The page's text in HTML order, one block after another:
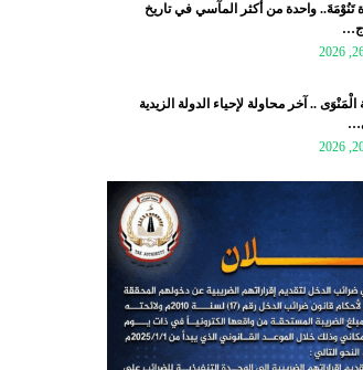
تَنُوْمَةَ.. واحدة من أكثر المآسي في تاريخ
.. آخر محاولة لإحياء الدولة الزيدية